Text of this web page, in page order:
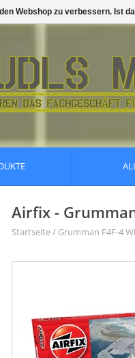
Airfix -
Startseite/ Grumman F4F-4
Webshop zu verbessern. Ist